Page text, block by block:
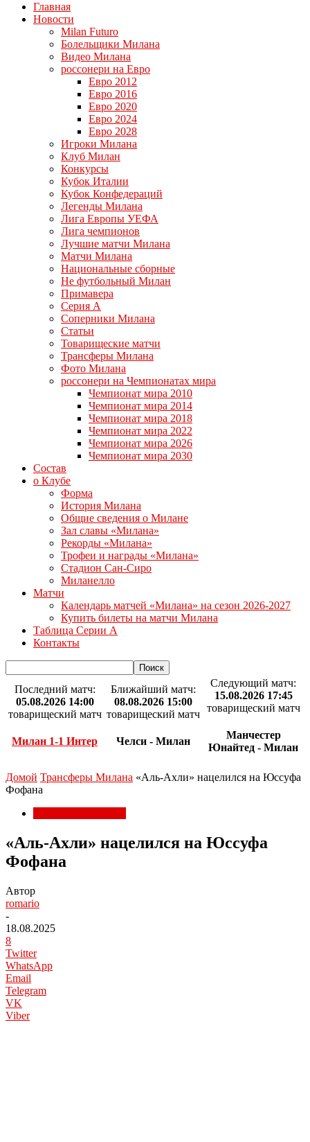
Главная
Новости
Milan Futuro
Болельщики Милана
Видео Милана
россонери на Евро
Евро 2012
Евро 2016
Евро 2020
Евро 2024
Евро 2028
Игроки Милана
Клуб Милан
Конкурсы
Кубок Италии
Кубок Конфедераций
Легенды Милана
Лига Европы УЕФА
Лига чемпионов
Лучшие матчи Милана
Матчи Милана
Национальные сборные
Не футбольный Милан
Примавера
Серия А
Соперники Милана
Статьи
Товарищеские матчи
Трансферы Милана
Фото Милана
россонери на Чемпионатах мира
Чемпионат мира 2010
Чемпионат мира 2014
Чемпионат мира 2018
Чемпионат мира 2022
Чемпионат мира 2026
Чемпионат мира 2030
Состав
о Клубе
Форма
История Милана
Общие сведения о Милане
Зал славы «Милана»
Рекорды «Милана»
Трофеи и награды «Милана»
Стадион Сан-Сиро
Миланелло
Матчи
Календарь матчей «Милана» на сезон 2026-2027
Купить билеты на матчи Милана
Таблица Серии А
Контакты
Последний матч:
05.08.2026 14:00
товарищеский матч
Милан 1-1 Интер
Ближайший матч:
08.08.2026 15:00
товарищеский матч
Челси - Милан
Следующий матч:
15.08.2026 17:45
товарищеский матч
Манчестер
Юнайтед - Милан
Домой Трансферы Милана «Аль-Ахли» нацелился на Юссуфа
Фофана
«Аль-Ахли» нацелился на Юссуфа
Фофана
Автор
romario
-
18.08.2025
8
Twitter
WhatsApp
Email
Telegram
VK
Viber